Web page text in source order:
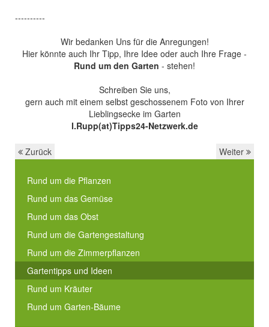
----------
Wir bedanken Uns für die Anregungen!
Hier könnte auch Ihr Tipp, Ihre Idee oder auch Ihre Frage -
Rund um den Garten - stehen!
Schreiben Sie uns,
gern auch mit einem selbst geschossenem Foto von Ihrer
Lieblingsecke im Garten
I.Rupp(at)Tipps24-Netzwerk.de
Zurück Weiter
Rund um die Pflanzen
Rund um das Gemüse
Rund um das Obst
Rund um die Gartengestaltung
Rund um die Zimmerpflanzen
Gartentipps und Ideen
Rund um Kräuter
Rund um Garten-Bäume